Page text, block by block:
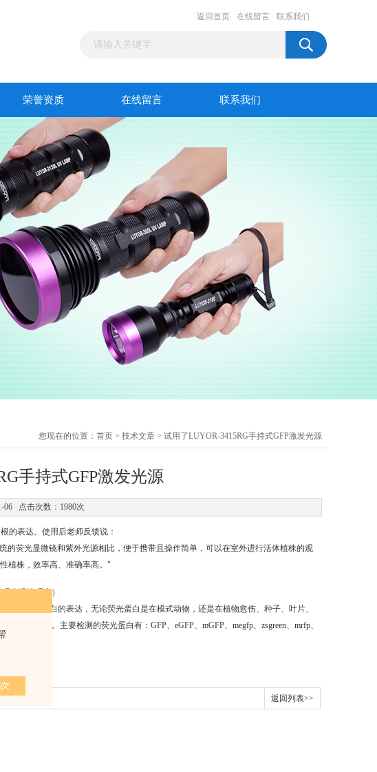
返回首页 在线留言 联系我们
荣誉资质 在线留言 联系我们
您现在的位置： 首页 > 技术文章 > 试用了LUYOR-3415RG手持式GFP激发光源
手持式GFP激发光源
06 点击次数：1980次
的表达。使用后老师反馈说：
荧光显微镜和紫外光源相比，便于携带且操作简单，可以在室外进行活体植株的观
植株，效率高、准确率高。"
察眼镜观察）
色荧光蛋白的表达，无论荧光蛋白是在模式动物，还是在植物愈伤、种子、叶片、
阳性植株。主要检测的荧光蛋白有：GFP、eGFP、mGFP、megfp、zsgreen、mrfp、
返回列表>>